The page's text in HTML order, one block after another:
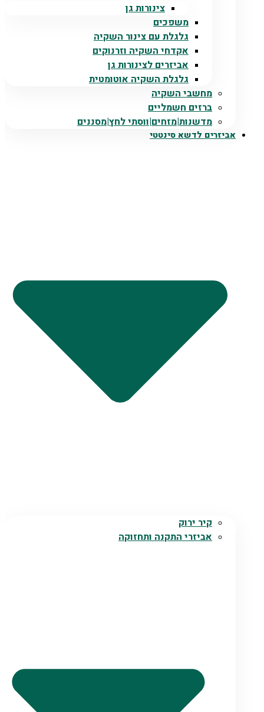
צינורות גן
משפכים
גלגלת עם צינור השקיה
אקדחי השקיה וזרנוקים
אביזרים לצינורות גן
גלגלת השקיה אוטומטית
מחשבי השקיה
ברזים חשמליים
מדשנות|מזחים|ווסתי לחץ|מסננים
אביזרים לדשא סינטטי
קיר ירוק
אביזרי התקנה ותחזוקה